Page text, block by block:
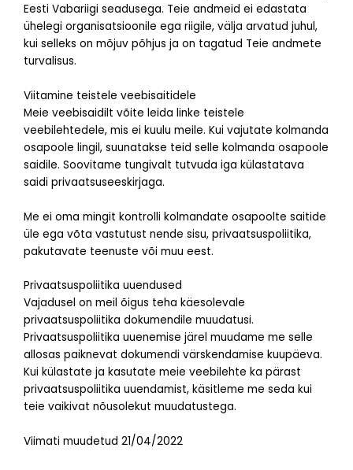
Eesti Vabariigi seadusega. Teie andmeid ei edastata
ühelegi organisatsioonile ega riigile, välja arvatud juhul,
kui selleks on mõjuv põhjus ja on tagatud Teie andmete
turvalisus.
Viitamine teistele veebisaitidele
Meie veebisaidilt võite leida linke teistele
veebilehtedele, mis ei kuulu meile. Kui vajutate kolmanda
osapoole lingil, suunatakse teid selle kolmanda osapoole
saidile. Soovitame tungivalt tutvuda iga külastatava
saidi privaatsuseeskirjaga.
Me ei oma mingit kontrolli kolmandate osapoolte saitide
üle ega võta vastutust nende sisu, privaatsuspoliitika,
pakutavate teenuste või muu eest.
Privaatsuspoliitika uuendused
Vajadusel on meil õigus teha käesolevale
privaatsuspoliitika dokumendile muudatusi.
Privaatsuspoliitika uuenemise järel muudame me selle
allosas paiknevat dokumendi värskendamise kuupäeva.
Kui külastate ja kasutate meie veebilehte ka pärast
privaatsuspoliitika uuendamist, käsitleme me seda kui
teie vaikivat nõusolekut muudatustega.
Viimati muudetud 21/04/2022